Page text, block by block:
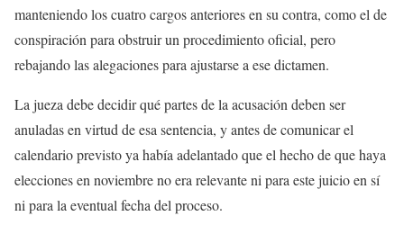
manteniendo los cuatro cargos anteriores en su contra, como el de
conspiración para obstruir un procedimiento oficial, pero
rebajando las alegaciones para ajustarse a ese dictamen.
La jueza debe decidir qué partes de la acusación deben ser
anuladas en virtud de esa sentencia, y antes de comunicar el
calendario previsto ya había adelantado que el hecho de que haya
elecciones en noviembre no era relevante ni para este juicio en sí
ni para la eventual fecha del proceso.